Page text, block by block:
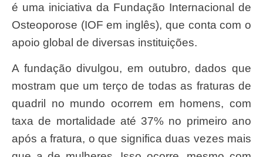
é uma iniciativa da Fundação Internacional de
Osteoporose (IOF em inglês), que conta com o
apoio global de diversas instituições.
A fundação divulgou, em outubro, dados que
mostram que um terço de todas as fraturas de
quadril no mundo ocorrem em homens, com
taxa de mortalidade até 37% no primeiro ano
após a fratura, o que significa duas vezes mais